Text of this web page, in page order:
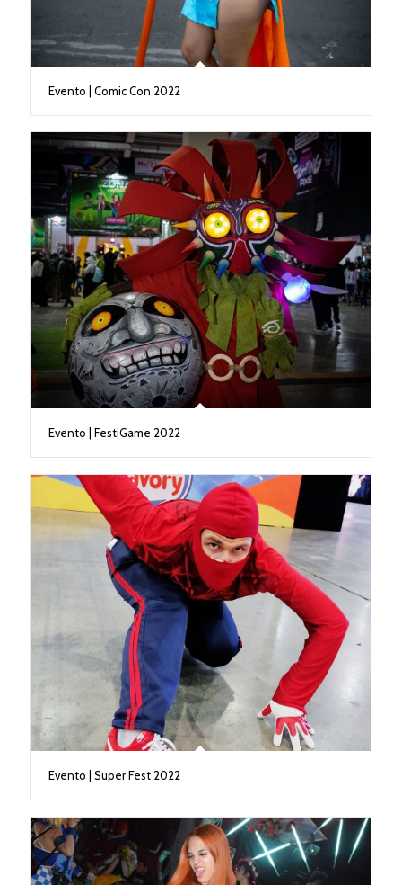
Evento | Comic Con 2022
Evento | FestiGame 2022
Evento | Super Fest 2022